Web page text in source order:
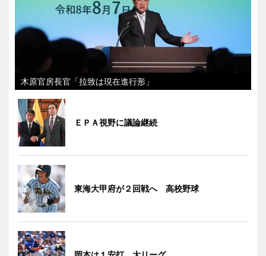
木原官房長官「拉致は現在進行形」
ＥＰＡ視野に議論継続
東海大甲府が２回戦へ 高校野球